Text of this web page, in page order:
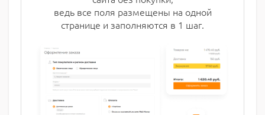
ведь все поля размещены на одной
странице и заполняются в 1 шаг.